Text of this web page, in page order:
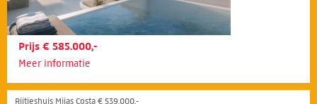
Prijs € 585.000,-
Meer informatie
Rijtjeshuis Mijas Costa € 539.000,-